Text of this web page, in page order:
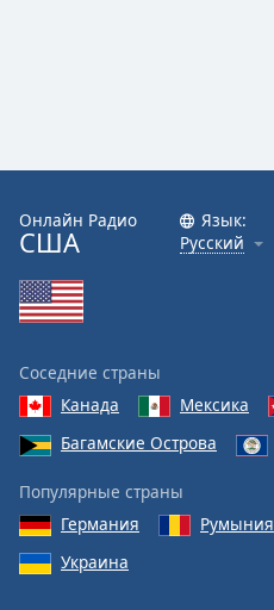
Онлайн Радио
США
Язык:
Русский
Соседние страны
Канада
Мексика
Багамские Острова
Популярные страны
Германия
Румыния
Украина